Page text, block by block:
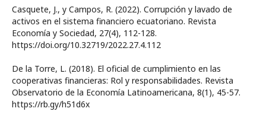
Casquete, J., y Campos, R. (2022). Corrupción y lavado de
activos en el sistema financiero ecuatoriano. Revista
Economía y Sociedad, 27(4), 112-128.
https://doi.org/10.32719/2022.27.4.112
De la Torre, L. (2018). El oficial de cumplimiento en las
cooperativas financieras: Rol y responsabilidades. Revista
Observatorio de la Economía Latinoamericana, 8(1), 45-57.
https://rb.gy/h51d6x